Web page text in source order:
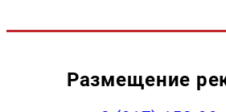
Размещение